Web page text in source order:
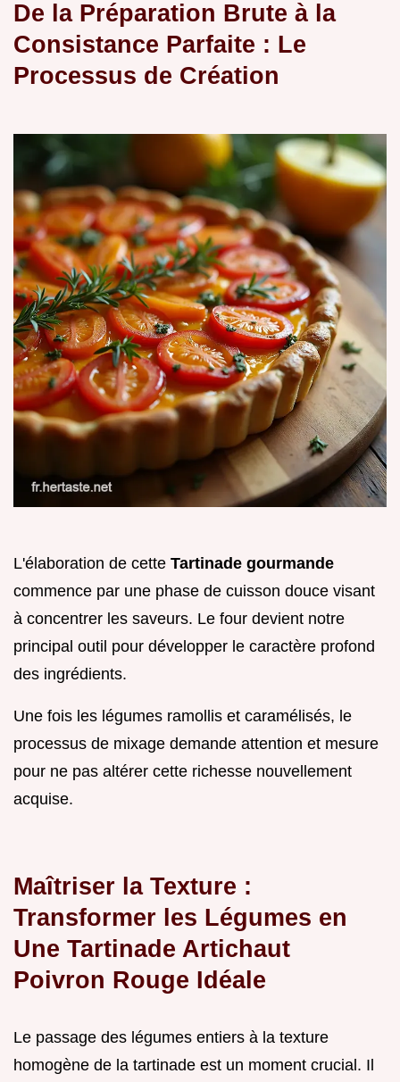
De la Préparation Brute à la
Consistance Parfaite : Le
Processus de Création
L'élaboration de cette Tartinade gourmande
commence par une phase de cuisson douce visant
à concentrer les saveurs. Le four devient notre
principal outil pour développer le caractère profond
des ingrédients.
Une fois les légumes ramollis et caramélisés, le
processus de mixage demande attention et mesure
pour ne pas altérer cette richesse nouvellement
acquise.
Maîtriser la Texture :
Transformer les Légumes en
Une Tartinade Artichaut
Poivron Rouge Idéale
Le passage des légumes entiers à la texture
homogène de la tartinade est un moment crucial. Il